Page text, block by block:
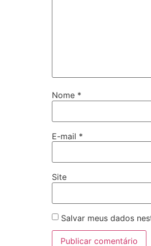
Nome *
E-mail *
Site
Salvar meus dados